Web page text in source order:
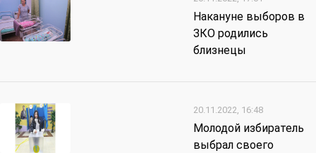
Накануне выборов в
ЗКО родились
близнецы
20.11.2022, 16:48
Молодой избиратель
выбрал своего